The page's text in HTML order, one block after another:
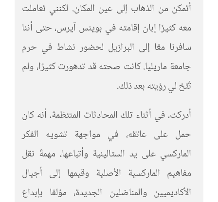
أتمكن من الذهاب إلى عين المكان. لكنني تعاملت
معه كثيرًا إبان إقامته في بوينس آيرس، حتى أننا
سافرنا معًا إلى البرازيل لحضور نشاط في حرم
جامعة ماريليا. كانت صحته قد تدهورت كثيرًا، ولم
تُتَحْ لي رؤيته بعد ذلك.
أدركت، في أثناء تلك المحادثات المنتظمة، أنه كان
حمل على عاتقه، في مواجهة تشويه الفكر
الماركسي على يد الستالينية وأتباعها، مهمةَ نقل
مفاهيم الماركسية الأصلية وقيمها إلى أجيال
الأكاديميين والمناضلين الجديدة، مؤلفا بإبداع